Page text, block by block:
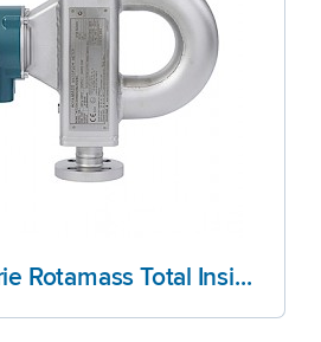
Yokogawa Serie Rotamass Total Insight